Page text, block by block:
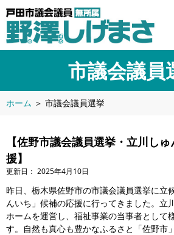
市議会議員
ホーム ＞ 市議会議員選挙
【佐野市議会議員選挙・立川し
援】
2025年4月10日
昨日、栃木県佐野市の市議会議員選挙に立
んいち」候補の応援に行ってきました。立
ホームを運営し、福祉事業の当事者として
す。自然も真心も豊かなふるさと「佐野市」